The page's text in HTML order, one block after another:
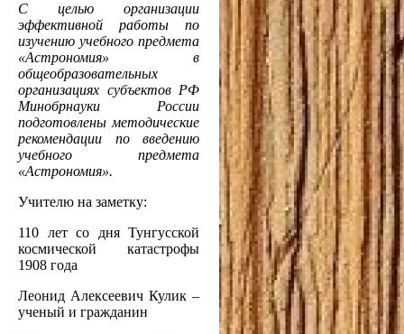
С целью организации
эффективной работы по
изучению учебного предмета
«Астрономия» в
общеобразовательных
организациях субъектов РФ
Минобрнауки России
подготовлены методические
рекомендации по введению
учебного предмета
«Астрономия».
Учителю на заметку:
110 лет со дня Тунгусской
космической катастрофы
1908 года
Леонид Алексеевич Кулик –
ученый и гражданин